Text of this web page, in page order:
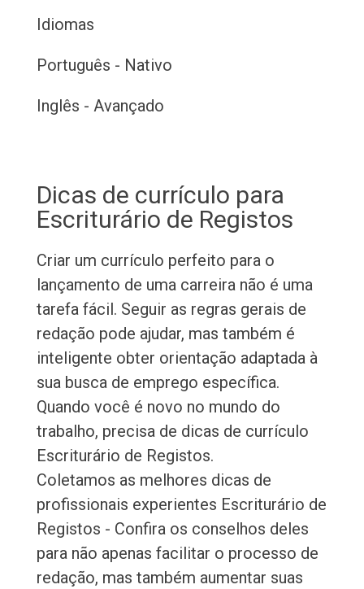
Idiomas
Português - Nativo
Inglês - Avançado
Dicas de currículo para
Escriturário de Registos
Criar um currículo perfeito para o
lançamento de uma carreira não é uma
tarefa fácil. Seguir as regras gerais de
redação pode ajudar, mas também é
inteligente obter orientação adaptada à
sua busca de emprego específica.
Quando você é novo no mundo do
trabalho, precisa de dicas de currículo
Escriturário de Registos.
Coletamos as melhores dicas de
profissionais experientes Escriturário de
Registos - Confira os conselhos deles
para não apenas facilitar o processo de
redação, mas também aumentar suas